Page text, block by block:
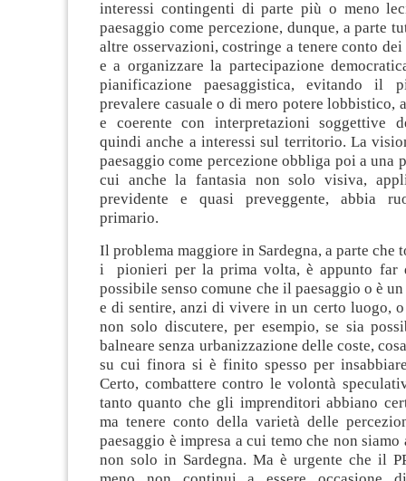
interessi contingenti di parte più o meno
paesaggio come percezione, dunque, a parte
altre osservazioni, costringe a tenere conto
e a organizzare la partecipazione
pianificazione paesaggistica, evitando il
prevalere casuale o di mero potere lobbistico,
e coerente con interpretazioni soggettive
quindi anche a interessi sul territorio. La
paesaggio come percezione obbliga poi a una
cui anche la fantasia non solo visiva,
previdente e quasi preveggente, abbia
primario.
Il problema maggiore in Sardegna, a parte che
i pionieri per la prima volta, è appunto far
possibile senso comune che il paesaggio o è
e di sentire, anzi di vivere in un certo luogo,
non solo discutere, per esempio, se sia
balneare senza urbanizzazione delle coste,
su cui finora si è finito spesso per
Certo, combattere contro le volontà
tanto quanto che gli imprenditori abbiano
ma tenere conto della varietà delle
paesaggio è impresa a cui temo che non
non solo in Sardegna. Ma è urgente che il